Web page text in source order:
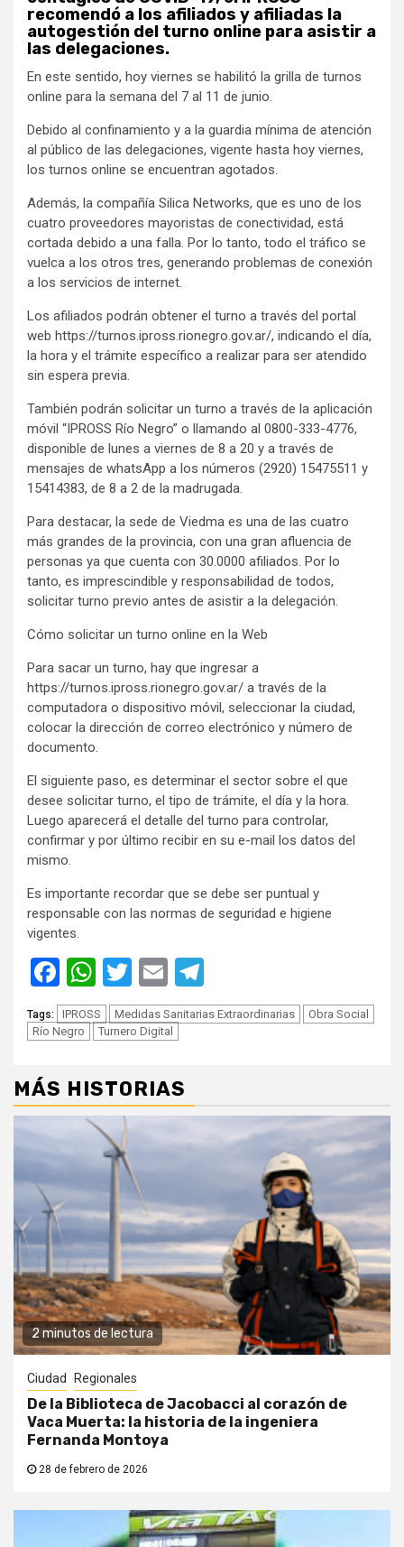
recomendó a los afiliados y afiliadas la
autogestión del turno online para asistir a
las delegaciones.
En este sentido, hoy viernes se habilitó la grilla de turnos
online para la semana del 7 al 11 de junio.
Debido al confinamiento y a la guardia mínima de atención
al público de las delegaciones, vigente hasta hoy viernes,
los turnos online se encuentran agotados.
Además, la compañía Silica Networks, que es uno de los
cuatro proveedores mayoristas de conectividad, está
cortada debido a una falla. Por lo tanto, todo el tráfico se
vuelca a los otros tres, generando problemas de conexión
a los servicios de internet.
Los afiliados podrán obtener el turno a través del portal
web https://turnos.ipross.rionegro.gov.ar/, indicando el día,
la hora y el trámite específico a realizar para ser atendido
sin espera previa.
También podrán solicitar un turno a través de la aplicación
móvil “IPROSS Río Negro” o llamando al 0800-333-4776,
disponible de lunes a viernes de 8 a 20 y a través de
mensajes de whatsApp a los números (2920) 15475511 y
15414383, de 8 a 2 de la madrugada.
Para destacar, la sede de Viedma es una de las cuatro
más grandes de la provincia, con una gran afluencia de
personas ya que cuenta con 30.0000 afiliados. Por lo
tanto, es imprescindible y responsabilidad de todos,
solicitar turno previo antes de asistir a la delegación.
Cómo solicitar un turno online en la Web
Para sacar un turno, hay que ingresar a
https://turnos.ipross.rionegro.gov.ar/ a través de la
computadora o dispositivo móvil, seleccionar la ciudad,
colocar la dirección de correo electrónico y número de
documento.
El siguiente paso, es determinar el sector sobre el que
desee solicitar turno, el tipo de trámite, el día y la hora.
Luego aparecerá el detalle del turno para controlar,
confirmar y por último recibir en su e-mail los datos del
mismo.
Es importante recordar que se debe ser puntual y
responsable con las normas de seguridad e higiene
vigentes.
Facebook
WhatsApp
Twitter
Email
Tags: IPROSS Medidas Sanitarias Extraordinarias
Obra Social
Río Negro
Turnero Digital
MÁS HISTORIAS
2 minutos de lectura
Ciudad Regionales
De la Biblioteca de Jacobacci al corazón de
Vaca Muerta: la historia de la ingeniera
Fernanda Montoya
28 de febrero de 2026